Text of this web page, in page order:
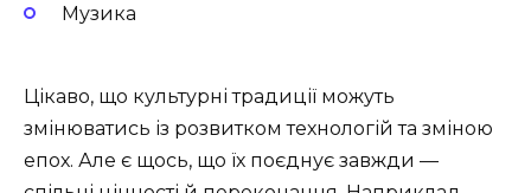
Музика
Цікаво, що культурні традиції можуть
змінюватись із розвитком технологій та зміною
епох. Але є щось, що їх поєднує завжди —